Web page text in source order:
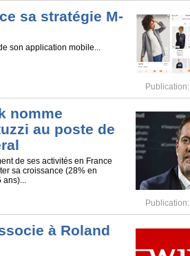
sa stratégie M-
son application mobile...
nomme
au poste de
de ses activités en France
sa croissance (28% en
à Roland